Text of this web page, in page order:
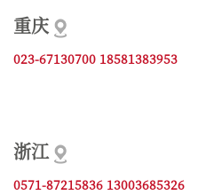
重庆
023-67130700 18581383953
浙江
0571-87215836 13003685326